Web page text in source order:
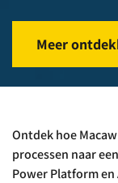
Meer
Ontdek hoe
processen naar
Power Platform